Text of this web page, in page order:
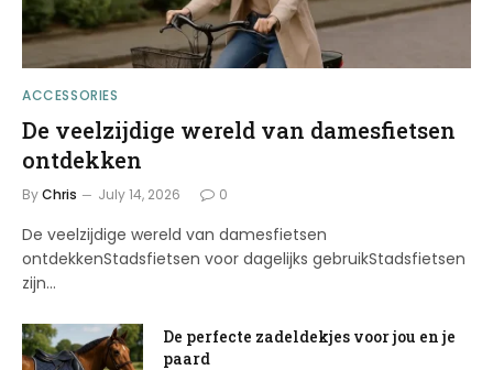
ACCESSORIES
De veelzijdige wereld van damesfietsen
ontdekken
ByChris July 14, 2026 0
De veelzijdige wereld van damesfietsen
ontdekkenStadsfietsen voor dagelijks gebruikStadsfietsen
zijn…
De perfecte zadeldekjes voor jou en je
paard